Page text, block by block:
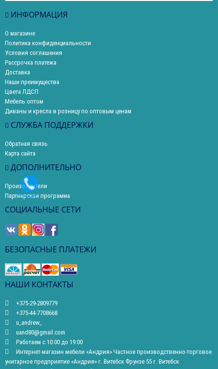
ИНФОРМАЦИЯ
О магазине
Политика конфиденциальности
Условия соглашения
Рассрочка платежа
Доставка
Наши преимущества
Цвета ЛДСП
Мебель оптом
Диваны и кресла в розницу по оптовым ценам
СЛУЖБА ПОДДЕРЖКИ
Обратная связь
Карта сайта
ДОПОЛНИТЕЛЬНО
Производители
Партнерская программа
СОЦИАЛЬНЫЕ СЕТИ
БЕЗОПАСНЫЕ ПЛАТЕЖИ
НАШИ КОНТАКТЫ
+375-29-2809779
+375-44-7708668
u_andrew_
uand80@gmail.com
Работаем с 10:00 до 19:00
Интернет-магазин мебели «Андрия» Частное производственно-торговое
унитарное предприятие «Андрия» г. Витебск Фрунзе 55 г. Витебск